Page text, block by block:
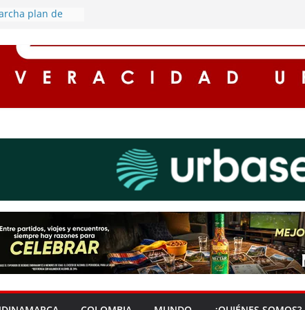
plan de
de hasta
para
impuestos en
‘Zona Segura’
en Soacha